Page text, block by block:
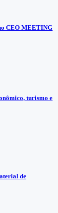
CEO MEETING
turismo e
de